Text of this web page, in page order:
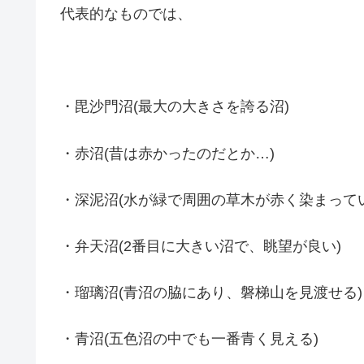
代表的なものでは、
・毘沙門沼(最大の大きさを誇る沼)
・赤沼(昔は赤かったのだとか…)
・深泥沼(水が緑で周囲の草木が赤く染まって
・弁天沼(2番目に大きい沼で、眺望が良い)
・瑠璃沼(青沼の脇にあり、磐梯山を見渡せる)
・青沼(五色沼の中でも一番青く見える)